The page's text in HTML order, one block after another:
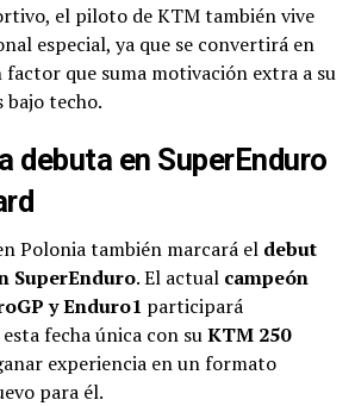
el piloto de KTM también vive
especial, ya que se convertirá en
factor que suma motivación extra a su
bajo techo.
debuta en SuperEnduro
Polonia también marcará el debut
SuperEnduro. El actual campeón
y Enduro1 participará
esta fecha única con suKTM 250
experiencia en un formato
para él.